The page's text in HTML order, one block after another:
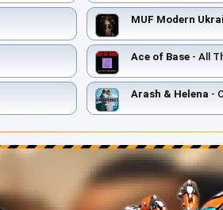
MUF Modern
Ace of Base - All
Arash & Helena -